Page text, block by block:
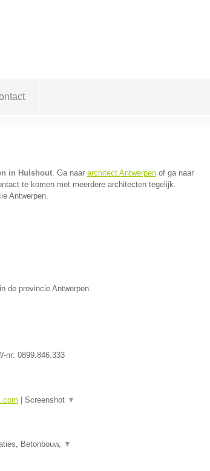
in Hulshout. Ga naar architect Antwerpenof ga naar
te komen met meerdere architecten tegelijk.
Antwerpen.
de provincie Antwerpen.
nr: 0899.846.333
Screenshot ▼
Betonbouw, ▼